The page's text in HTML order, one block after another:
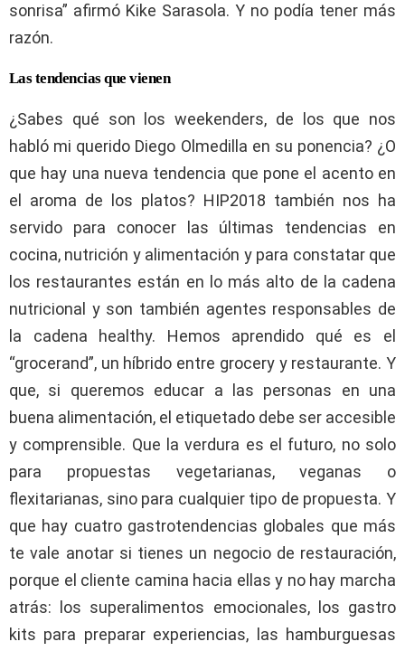
sonrisa” afirmó Kike Sarasola. Y no podía tener más
razón.
Las tendencias que vienen
¿Sabes qué son los weekenders, de los que nos
habló mi querido Diego Olmedilla en su ponencia? ¿O
que hay una nueva tendencia que pone el acento en
el aroma de los platos? HIP2018 también nos ha
servido para conocer las últimas tendencias en
cocina, nutrición y alimentación y para constatar que
los restaurantes están en lo más alto de la cadena
nutricional y son también agentes responsables de
la cadena healthy. Hemos aprendido qué es el
“grocerand”, un híbrido entre grocery y restaurante. Y
que, si queremos educar a las personas en una
buena alimentación, el etiquetado debe ser accesible
y comprensible. Que la verdura es el futuro, no solo
para propuestas vegetarianas, veganas o
flexitarianas, sino para cualquier tipo de propuesta. Y
que hay cuatro gastrotendencias globales que más
te vale anotar si tienes un negocio de restauración,
porque el cliente camina hacia ellas y no hay marcha
atrás: los superalimentos emocionales, los gastro
kits para preparar experiencias, las hamburguesas